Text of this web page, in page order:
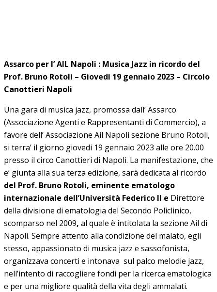
Assarco per l’ AIL Napoli : Musica Jazz in ricordo del
Prof. Bruno Rotoli – Giovedì 19 gennaio 2023 – Circolo
Canottieri Napoli
Una gara di musica jazz, promossa dall’ Assarco
(Associazione Agenti e Rappresentanti di Commercio), a
favore dell’ Associazione Ail Napoli sezione Bruno Rotoli,
si terra’ il giorno giovedi 19 gennaio 2023 alle ore 20.00
presso il circo Canottieri di Napoli. La manifestazione, che
e’ giunta alla sua terza edizione, sarà dedicata al ricordo
del Prof. Bruno Rotoli, eminente ematologo
internazionale dell’Università Federico II e Direttore
della divisione di ematologia del Secondo Policlinico,
scomparso nel 2009, al quale è intitolata la sezione Ail di
Napoli. Sempre attento alla condizione del malato, egli
stesso, appassionato di musica jazz e sassofonista,
organizzava concerti e intonava sul palco melodie jazz,
nell’intento di raccogliere fondi per la ricerca ematologica
e per una migliore qualità della vita degli ammalati.